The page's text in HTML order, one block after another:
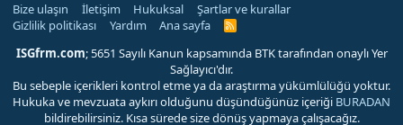
Bize ulaşın
İletişim Hukuksal
Şartlar ve kurallar
Gizlilik politikası
Yardım Ana sayfa
R
S
ISGfrm.com; 5651 Sayılı Kanun kapsamında BTK tarafından onaylı Yer
Sağlayıcı'dır.
Bu sebeple içerikleri kontrol etme ya da araştırma yükümlülüğü yoktur.
Hukuka ve mevzuata aykırı olduğunu düşündüğünüz içeriği BURADAN
bildirebilirsiniz. Kısa sürede size dönüş yapmaya çalışacağız.